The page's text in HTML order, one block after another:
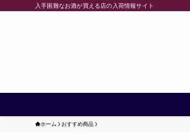
入手困難なお酒が買える店の入荷情報サイト
ホーム おすすめ商品